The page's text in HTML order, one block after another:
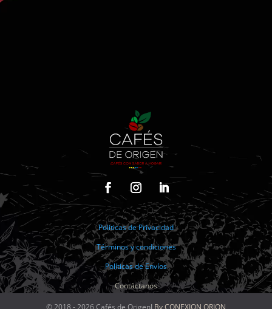
Políticas de Privacidad
Términos y condiciones
Políticas de Envíos
Contáctanos
© 2018 - 2026 Cafés de OrigenΙ By CONEXION ORION